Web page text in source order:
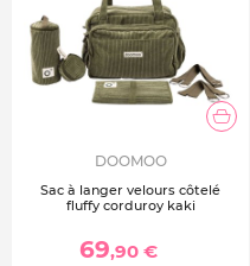
DOOMOO
Sac à langer velours côtelé
fluffy corduroy kaki
69,90 €